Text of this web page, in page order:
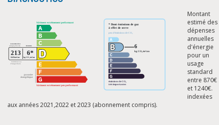
Montant
estimé des
dépenses
annuelles
d'énergie
pour un
usage
standard
entre 870€
et 1240€.
indexées
aux années 2021,2022 et 2023 (abonnement compris).